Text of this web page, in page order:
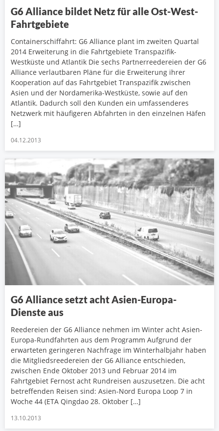
G6 Alliance bildet Netz für alle Ost-West-
Fahrtgebiete
Containerschiffahrt: G6 Alliance plant im zweiten Quartal
2014 Erweiterung in die Fahrtgebiete Transpazifik-
Westküste und Atlantik Die sechs Partnerreedereien der G6
Alliance verlautbaren Pläne für die Erweiterung ihrer
Kooperation auf das Fahrtgebiet Transpazifik zwischen
Asien und der Nordamerika-Westküste, sowie auf den
Atlantik. Dadurch soll den Kunden ein umfassenderes
Netzwerk mit häufigeren Abfahrten in den einzelnen Häfen
[…]
04.12.2013
G6 Alliance setzt acht Asien-Europa-
Dienste aus
Reedereien der G6 Alliance nehmen im Winter acht Asien-
Europa-Rundfahrten aus dem Programm Aufgrund der
erwarteten geringeren Nachfrage im Winterhalbjahr haben
die Mitgliedsreedereien der G6 Alliance entschieden,
zwischen Ende Oktober 2013 und Februar 2014 im
Fahrtgebiet Fernost acht Rundreisen auszusetzen. Die acht
betreffenden Reisen sind: Asien-Nord Europa Loop 7 in
Woche 44 (ETA Qingdao 28. Oktober […]
13.10.2013